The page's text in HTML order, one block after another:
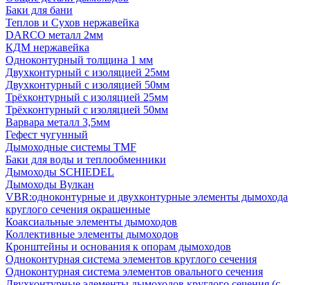
Баки для бани
Теплов и Сухов нержавейка
DARCO металл 2мм
КДМ нержавейка
Одноконтурный толщина 1 мм
Двухконтурный с изоляцией 25мм
Двухконтурный с изоляцией 50мм
Трёхконтурный с изоляцией 25мм
Трёхконтурный с изоляцией 50мм
Варвара металл 3,5мм
Гефест чугунный
Дымоходные системы TMF
Баки для воды и теплообменники
Дымоходы SCHIEDEL
Дымоходы Вулкан
VBR:одноконтурные и двухконтурные элементы дымохода
круглого сечения окрашенные
Коаксиальные элементы дымоходов
Коллективные элементы дымоходов
Кронштейны и основания к опорам дымоходов
Одноконтурная система элементов круглого сечения
Одноконтурная система элементов овального сечения